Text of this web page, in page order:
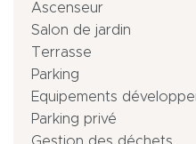
Ascenseur
Salon de jardin
Terrasse
Parking
Equipements
Parking privé